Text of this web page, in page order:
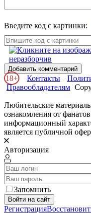
Введите код с картинки:
Добавить комментарий
18+ Контакты
Правообладателям
Любительские
ознакомления от
информационный
является публичной
Авторизация
Запомнить
Войти на сайт
Регистрация